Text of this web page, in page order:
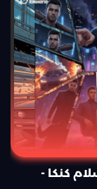
كنكا -